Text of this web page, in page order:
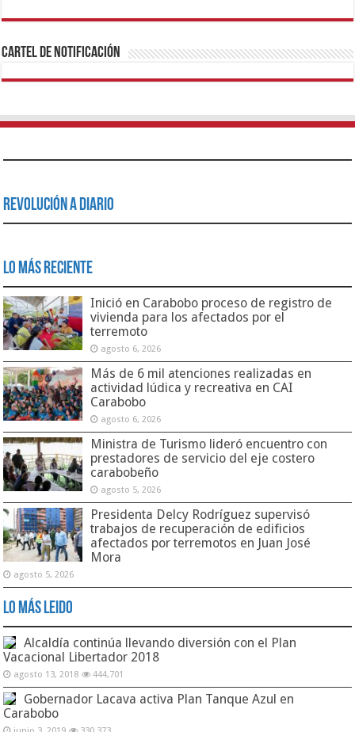
1xbetBetturkeyBetistKralbetSupertotobetTipobetMatadorbetMariobet
https://mvbcasino.com/
Cartel de Notificación
Revolución a Diario
Lo Más Reciente
Inició en Carabobo proceso de registro de
vivienda para los afectados por el
terremoto
agosto 6, 2026
Más de 6 mil atenciones realizadas en
actividad lúdica y recreativa en CAI
Carabobo
agosto 6, 2026
Ministra de Turismo lideró encuentro con
prestadores de servicio del eje costero
carabobeño
agosto 5, 2026
Presidenta Delcy Rodríguez supervisó
trabajos de recuperación de edificios
afectados por terremotos en Juan José
Mora
agosto 5, 2026
Lo Más Leido
Alcaldía continúa llevando diversión con el Plan
Vacacional Libertador 2018
agosto 13, 2018 444,701
Gobernador Lacava activa Plan Tanque Azul en
Carabobo